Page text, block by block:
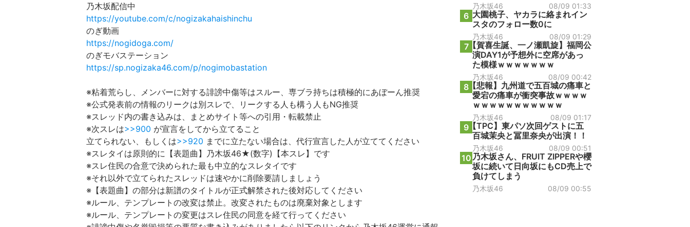
乃木坂配信中
https://youtube.com/c/nogizakahaishinchu
のぎ動画
https://nogidoga.com/
のぎモバステーション
https://sp.nogizaka46.com/p/nogimobastation
※粘着荒らし、メンバーに対する誹謗中傷等はスルー、専ブラ持ちは積極的にあぼーん推奨
※公式発表前の情報のリークは別スレで、リークする人も構う人もNG推奨
※スレッド内の書き込みは、まとめサイト等への引用・転載禁止
※次スレは>>900 が宣言をしてから立てること
立てられない、もしくは>>920 までに立たない場合は、代行宣言した人が立ててください
※スレタイは原則的に【表題曲】乃木坂46★(数字)【本スレ】です
※スレ住民の合意で決められた最も中立的なスレタイです
※それ以外で立てられたスレッドは速やかに削除要請しましょう
※【表題曲】の部分は新譜のタイトルが正式解禁された後対応してください
※ルール、テンプレートの改変は禁止。改変されたものは廃棄対象とします
※ルール、テンプレートの変更はスレ住民の同意を経て行ってください
乃木坂46 08/09 01:33
6 大園桃子、ヤカラに絡まれイン
スタのフォロー数0に
乃木坂46 08/09 01:29
7【賀喜生誕、一ノ瀬凱旋】福岡公
演DAY1が予想外に空席があっ
た模様ｗｗｗｗｗｗｗ
乃木坂46 08/09 00:42
8【悲報】九州道で五百城の痛車と
愛宕の痛車が衝突事故ｗｗｗｗ
ｗｗｗｗｗｗｗｗｗｗｗ
乃木坂46 08/09 01:17
9【TPC】東パソ次回ゲストに五
百城茉央と冨里奈央が出演！！
乃木坂46 08/09 00:51
10 乃木坂さん、FRUIT ZIPPERや櫻
坂に続いて日向坂にもCD売上で
負けてしまう
乃木坂46 08/09 00:55